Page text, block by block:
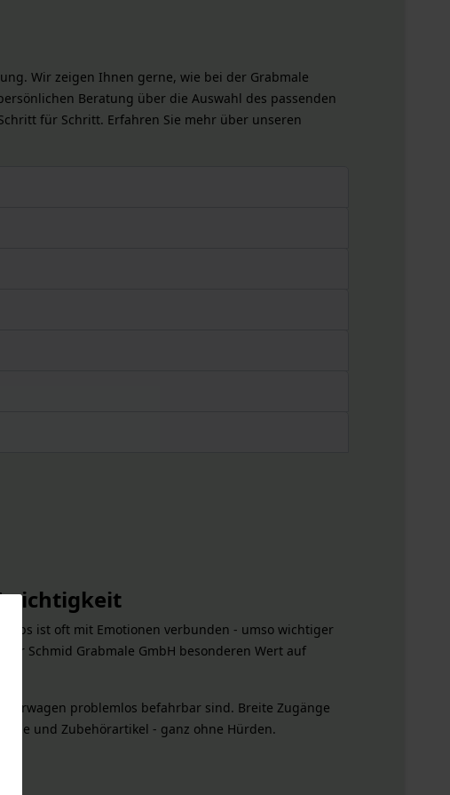
Wir zeigen Ihnen gerne, wie bei der Grabmale
Beratung über die Auswahl des passenden
für Schritt. Erfahren Sie mehr über unseren
ist oft mit Emotionen verbunden - umso wichtiger
Schmid Grabmale GmbH besonderen Wert auf
problemlos befahrbar sind. Breite Zugänge
und Zubehörartikel - ganz ohne Hürden.